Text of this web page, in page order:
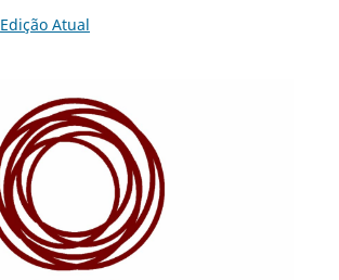
Edição Atual